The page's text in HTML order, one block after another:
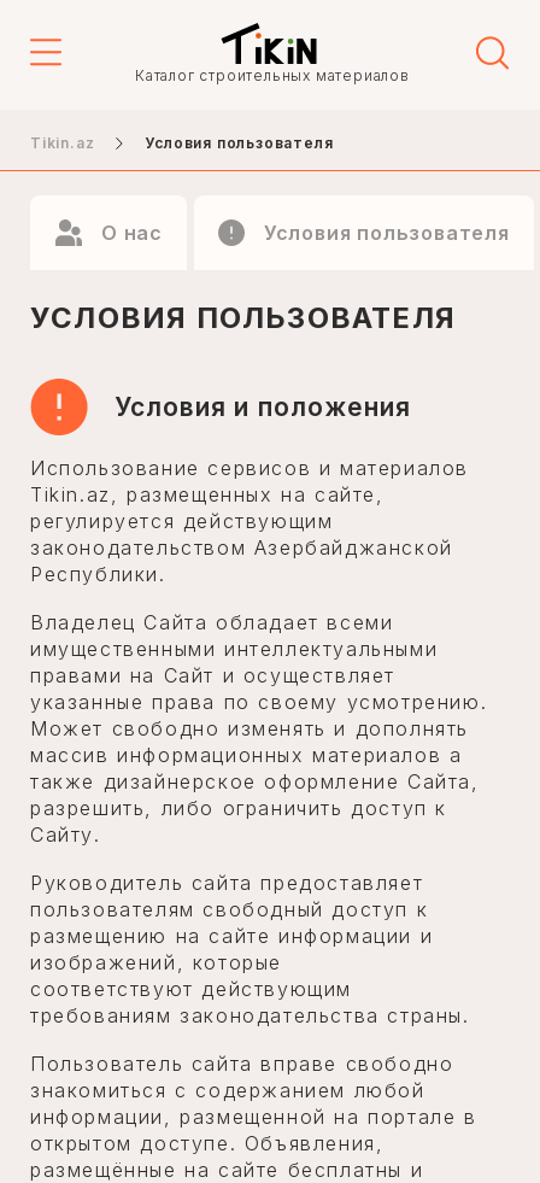
Каталог строительных материалов
Tikin.az Условия пользователя
О нас Условия пользователя
УСЛОВИЯ ПОЛЬЗОВАТЕЛЯ
Условия и положения
Использование сервисов и материалов
Tikin.az, размещенных на сайте,
регулируется действующим
законодательством Азербайджанской
Республики.
Владелец Сайта обладает всеми
имущественными интеллектуальными
правами на Сайт и осуществляет
указанные права по своему усмотрению.
Может свободно изменять и дополнять
массив информационных материалов а
также дизайнерское оформление Сайта,
разрешить, либо ограничить доступ к
Сайту.
Руководитель сайта предоставляет
пользователям свободный доступ к
размещению на сайте информации и
изображений, которые
соответствуют действующим
требованиям законодательства страны.
Пользователь сайта вправе свободно
знакомиться с содержанием любой
информации, размещенной на портале в
открытом доступе. Объявления,
размещённые на сайте бесплатны и